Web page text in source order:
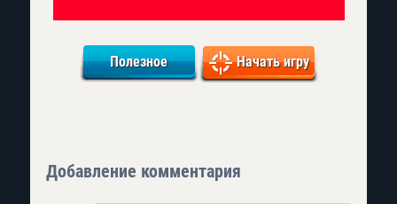
Полезное Начать игру
Добавление комментария